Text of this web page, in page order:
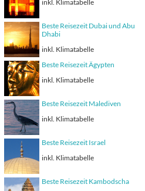
inkl. Klimatabelle
Beste Reisezeit Dubai und Abu
Dhabi
inkl. Klimatabelle
Beste Reisezeit Ägypten
inkl. Klimatabelle
Beste Reisezeit Malediven
inkl. Klimatabelle
Beste Reisezeit Israel
inkl. Klimatabelle
Beste Reisezeit Kambodscha